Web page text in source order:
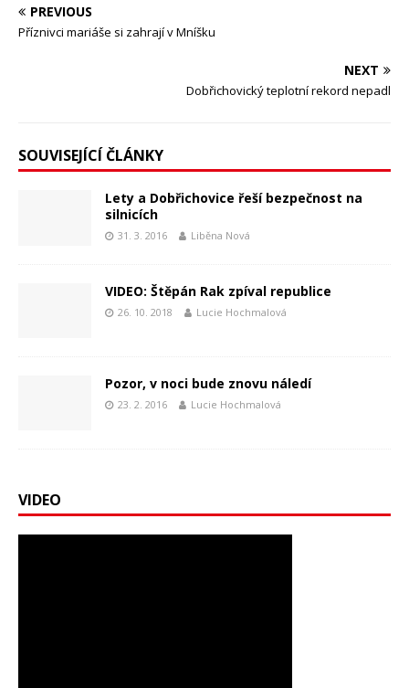
PREVIOUS
Příznivci mariáše si zahrají v Mníšku
NEXT
Dobřichovický teplotní rekord nepadl
SOUVISEJÍCÍ ČLÁNKY
Lety a Dobřichovice řeší bezpečnost na
silnicích
31. 3. 2016 Liběna Nová
VIDEO: Štěpán Rak zpíval republice
26. 10. 2018 Lucie Hochmalová
Pozor, v noci bude znovu náledí
23. 2. 2016 Lucie Hochmalová
VIDEO